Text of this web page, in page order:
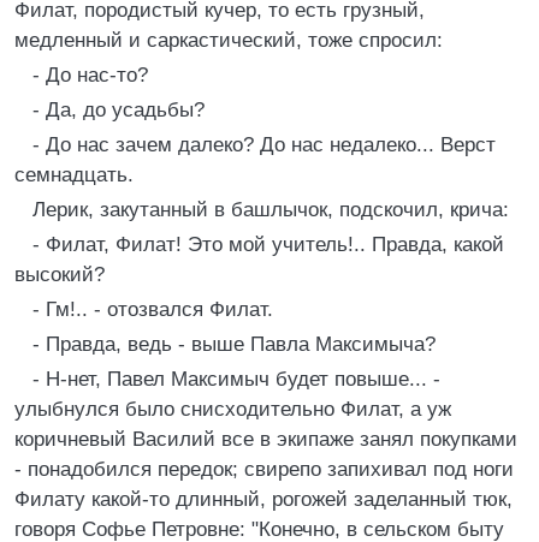
Филат, породистый кучер, то есть грузный,
медленный и саркастический, тоже спросил:
- До нас-то?
- Да, до усадьбы?
- До нас зачем далеко? До нас недалеко... Верст
семнадцать.
Лерик, закутанный в башлычок, подскочил, крича:
- Филат, Филат! Это мой учитель!.. Правда, какой
высокий?
- Гм!.. - отозвался Филат.
- Правда, ведь - выше Павла Максимыча?
- Н-нет, Павел Максимыч будет повыше... -
улыбнулся было снисходительно Филат, а уж
коричневый Василий все в экипаже занял покупками
- понадобился передок; свирепо запихивал под ноги
Филату какой-то длинный, рогожей заделанный тюк,
говоря Софье Петровне: "Конечно, в сельском быту